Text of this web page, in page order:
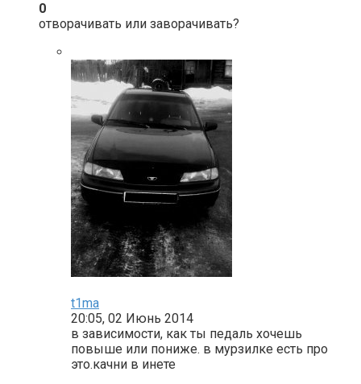
0
отворачивать или заворачивать?
t1ma
20:05, 02 Июнь 2014
в зависимости, как ты педаль хочешь
повыше или пониже. в мурзилке есть про
это.качни в инете